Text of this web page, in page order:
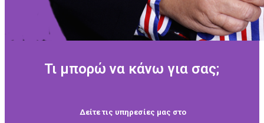
Τι μπορώ να κάνω για σας;
Δείτε τις υπηρεσίες μας στο